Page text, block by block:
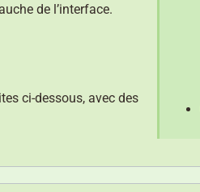
de l’interface.
ci-dessous, avec des